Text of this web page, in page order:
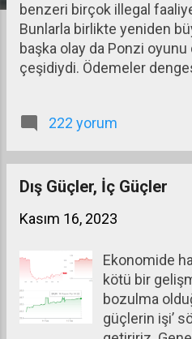
benzeri birçok illegal
Bunlarla birlikte yeniden
başka olay da Ponzi oyunu
çeşidiydi. Ödemeler
yılında yaklaşık 26 milyar
ihracatçının dışarıda
farklılığı nedeniyle henüz
olabilirdi. Ama 26 milyar
olduğundan bu
olduğunu tahmin etmek
yok. Bu konular hiç
zamanın, üzerini
222 yorum
Dış Güçler, İç Güçler
Kasım 16, 2023
Ekonomide
kötü bir
bozulma
güçlerin işi’